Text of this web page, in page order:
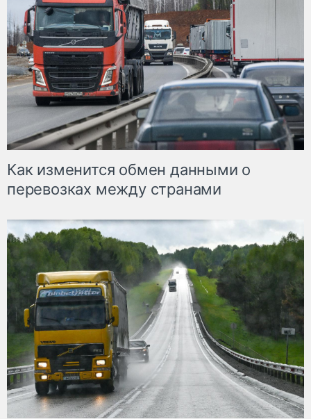
Как изменится обмен данными о
перевозках между странами